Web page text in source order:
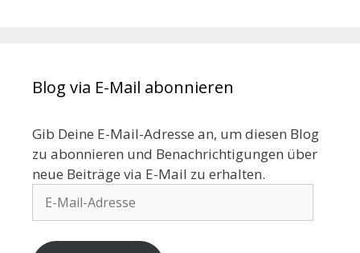
Blog via E-Mail abonnieren
Gib Deine E-Mail-Adresse an, um diesen Blog
zu abonnieren und Benachrichtigungen über
neue Beiträge via E-Mail zu erhalten.